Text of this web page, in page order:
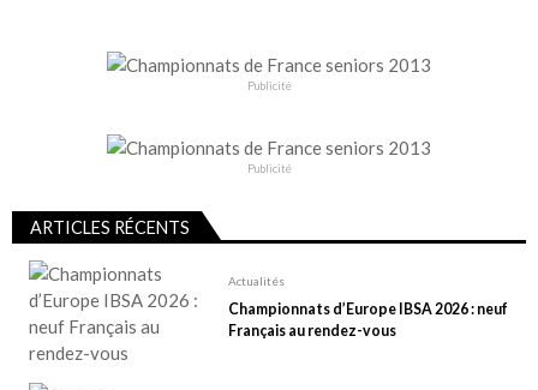
Publicité
Publicité
ARTICLES RÉCENTS
Actualités
Championnats d’Europe IBSA 2026 : neuf
Français au rendez-vous